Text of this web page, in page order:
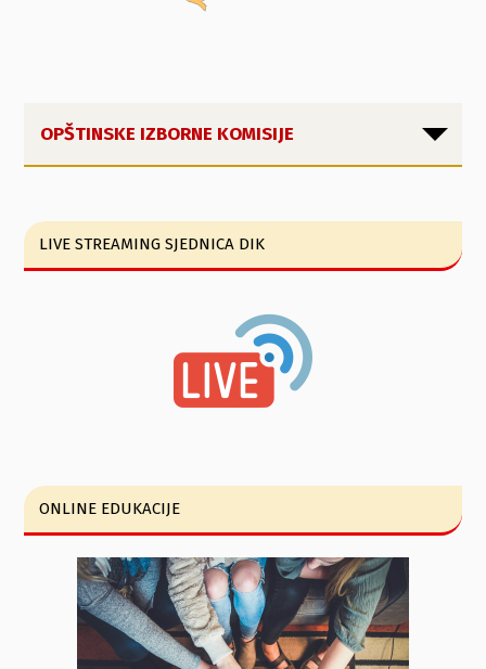
OPŠTINSKE IZBORNE KOMISIJE
LIVE STREAMING SJEDNICA DIK
ONLINE EDUKACIJE